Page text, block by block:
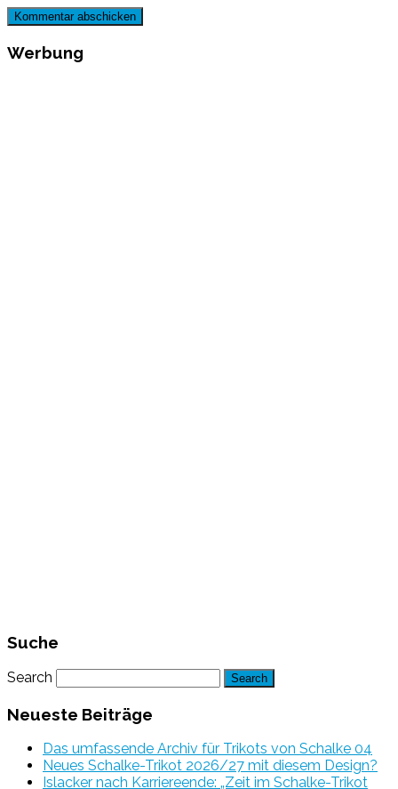
Werbung
Suche
Search
Neueste Beiträge
Das umfassende Archiv für Trikots von Schalke 04
Neues Schalke-Trikot 2026/27 mit diesem Design?
Islacker nach Karriereende: „Zeit im Schalke-Trikot